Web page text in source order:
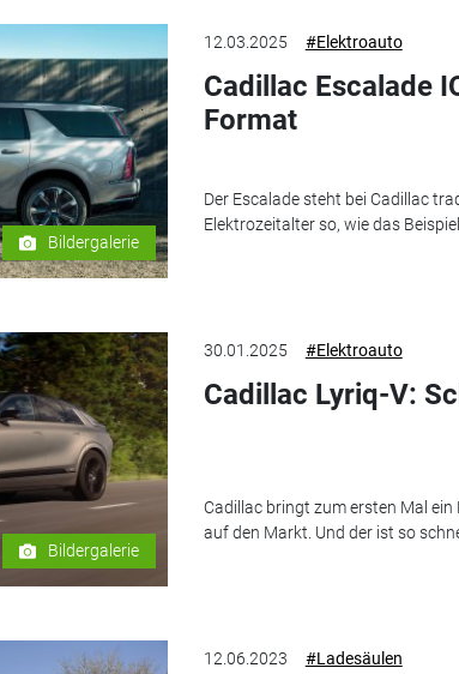
Bildergalerie
12.03.2025 #Elektroauto
Cadillac Escalade
Format
Der Escalade steht bei Cadillac
Elektrozeitalter so, wie das
Bildergalerie
30.01.2025 #Elektroauto
Cadillac Lyriq-V:
Cadillac bringt zum ersten Mal
auf den Markt. Und der ist so
12.06.2023 #Ladesäulen